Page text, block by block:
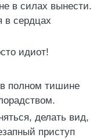
в силах вынести.
в сердцах
идиот!
полном тишине
делать вид,
приступ